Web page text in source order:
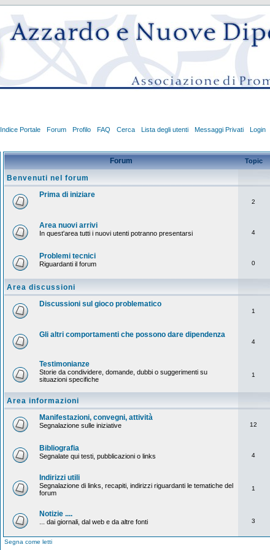
Indice Portale Forum Profilo FAQ Cerca Lista degli utenti Messaggi Privati Login
Forum Topic
Benvenuti nel forum
Prima di iniziare
2
Area nuovi arrivi
In quest'area tutti i nuovi utenti potranno presentarsi 4
Problemi tecnici
Riguardanti il forum 0
Area discussioni
Discussioni sul gioco problematico
1
Gli altri comportamenti che possono dare dipendenza
4
Testimonianze
Storie da condividere, domande, dubbi o suggerimenti su
situazioni specifiche
1
Area informazioni
Manifestazioni, convegni, attività
Segnalazione sulle iniziative 12
Bibliografia
Segnalate qui testi, pubblicazioni o links 4
Indirizzi utili
Segnalazione di links, recapiti, indirizzi riguardanti le tematiche del
forum
1
Notizie ....
... dai giornali, dal web e da altre fonti 3
Segna come letti